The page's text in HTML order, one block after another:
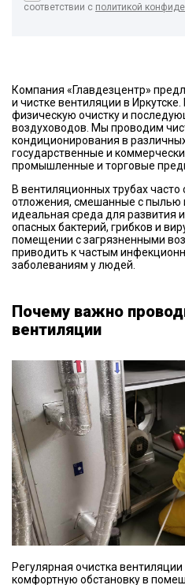
соответствии с политикой
Компания «Главдезцентр»
и чистке вентиляции в
физическую очистку и
воздуховодов. Мы проводим
кондиционирования в
государственные и
промышленные и торговые
В вентиляционных трубах
отложения, смешанные с пылью
идеальная среда для развития
опасных бактерий, грибков и
помещении с загрязненными
приводить к частым
заболеваниям у людей.
Почему важно
вентиляции
Регулярная очистка
комфортную обстановку в